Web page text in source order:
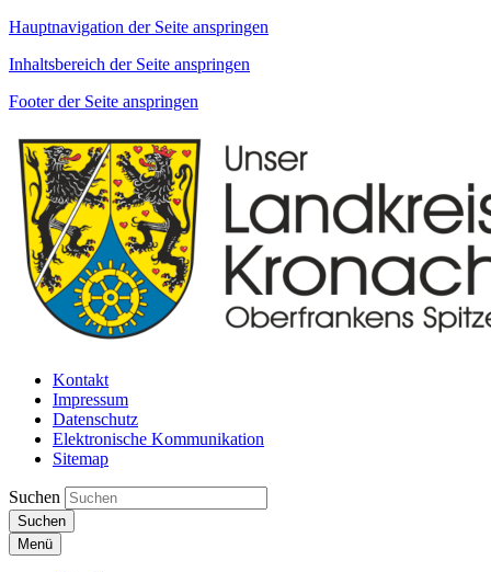
Hauptnavigation der Seite anspringen
Inhaltsbereich der Seite anspringen
Footer der Seite anspringen
Kontakt
Impressum
Datenschutz
Elektronische Kommunikation
Sitemap
Suchen
Suchen
Menü